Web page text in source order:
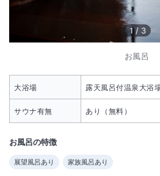
1 / 3
お風呂
大浴場 露天風呂付温泉大浴
サウナ有無 あり（無料）
お風呂の特徴
展望風呂あり 家族風呂あり